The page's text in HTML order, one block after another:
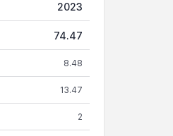
2023
74.47
8.48
13.47
2